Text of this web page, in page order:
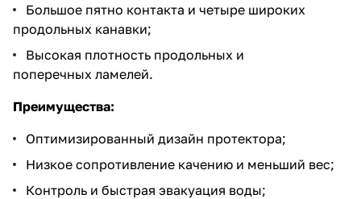
Большое пятно контакта и четыре широких
продольных канавки;
Высокая плотность продольных и
поперечных ламелей.
Преимущества:
Оптимизированный дизайн протектора;
Низкое сопротивление качению и меньший вес;
Контроль и быстрая эвакуация воды;